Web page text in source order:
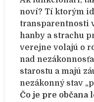
noví? Tí ktorým
transparentnosti
hanby a strachu
verejne volajú o
nad
starostu a majú
nezákonný stav
Čo je pre občana